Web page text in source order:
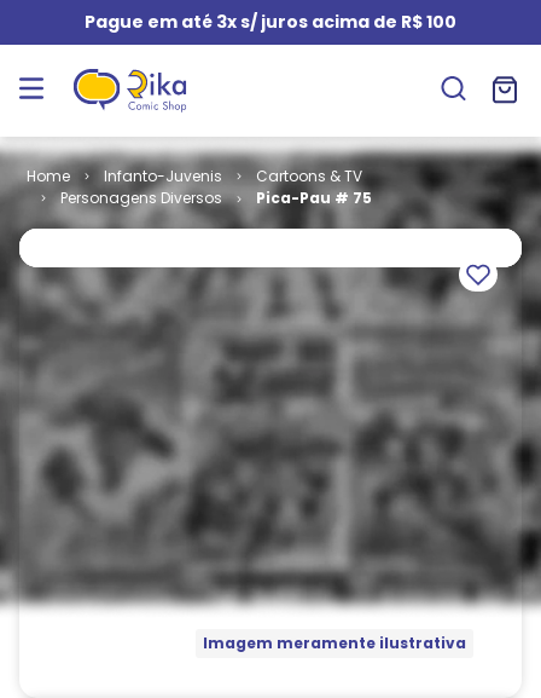
Pague em até 3x s/ juros acima de R$ 100
Infanto-Juvenis
Cartoons & TV
Personagens Diversos
Pica-Pau # 75
Imagem meramente ilustrativa